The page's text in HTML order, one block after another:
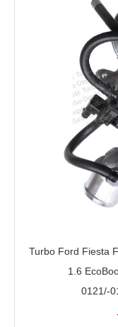
Turbo Ford Fiesta
1.6
0121/-